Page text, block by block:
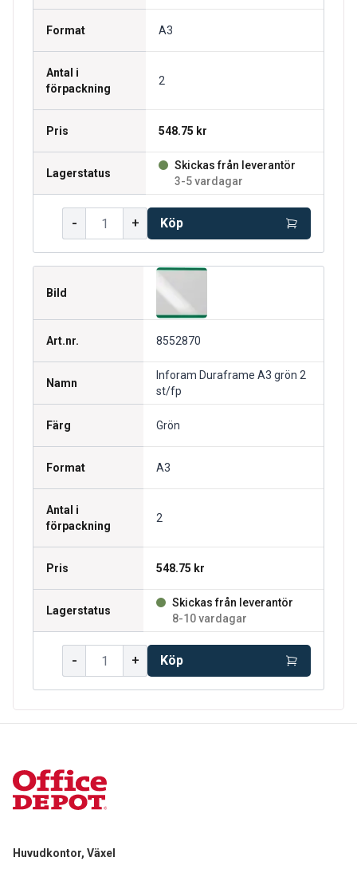
Format A3
Antal i
förpackning
2
Pris 548.75 kr
Lagerstatus
Skickas från leverantör
3-5 vardagar
- + Köp
Bild
Art.nr. 8552870
Namn
Inforam Duraframe A3 grön 2
st/fp
Färg Grön
Format A3
Antal i
förpackning
2
Pris 548.75 kr
Lagerstatus
Skickas från leverantör
8-10 vardagar
- + Köp
Huvudkontor, Växel